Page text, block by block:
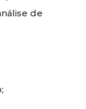
de